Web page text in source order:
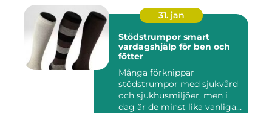
31. jan
Stödstrumpor smart
vardagshjälp för ben och
fötter
Många förknippar
stödstrumpor med sjukvård
och sjukhusmiljöer, men i
dag är de minst lika vanliga